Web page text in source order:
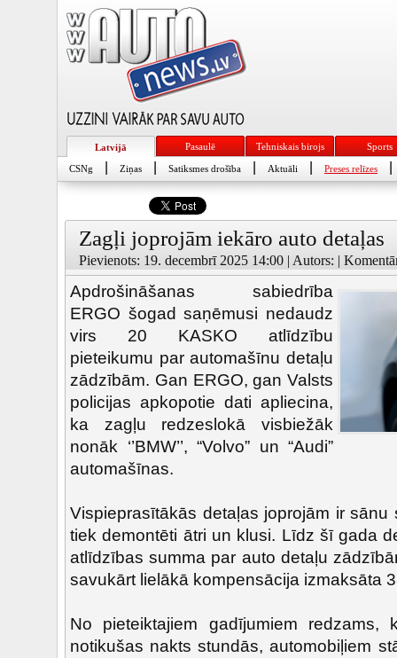
Latvijā Pasaulē Tehniskais birojs Sports
CSNg Ziņas Satiksmes drošība Aktuāli Preses relīzes
Zagļi joprojām iekāro auto detaļas
Pievienots: 19. decembrī 2025 14:00 | Autors: |
Apdrošināšanas sabiedrība
ERGO šogad saņēmusi nedaudz
virs 20 KASKO atlīdzību
pieteikumu par automašīnu detaļu
zādzībām. Gan ERGO, gan Valsts
policijas apkopotie dati apliecina,
ka zagļu redzeslokā visbiežāk
nonāk ‘’BMW’’, “Volvo” un “Audi”
automašīnas.
Vispieprasītākās detaļas joprojām ir
tiek demontēti ātri un klusi. Līdz šī gada
atlīdzības summa par auto detaļu
savukārt lielākā kompensācija izmaksāta
No pieteiktajiem gadījumiem redzams,
notikušas nakts stundās, automobiļiem